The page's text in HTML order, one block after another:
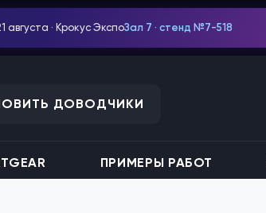
августа · Крокус ЭкспоЗал 7 · стенд №7-518
ПРИМЕРЫ РАБОТ
ДОВОДЧИКИ